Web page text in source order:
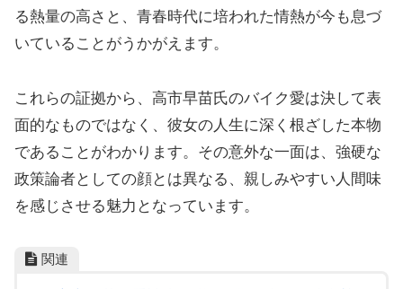
る熱量の高さと、青春時代に培われた情熱が今も息づ
いていることがうかがえます。
これらの証拠から、高市早苗氏のバイク愛は決して表
面的なものではなく、彼女の人生に深く根ざした本物
であることがわかります。その意外な一面は、強硬な
政策論者としての顔とは異なる、親しみやすい人間味
を感じさせる魅力となっています。
関連